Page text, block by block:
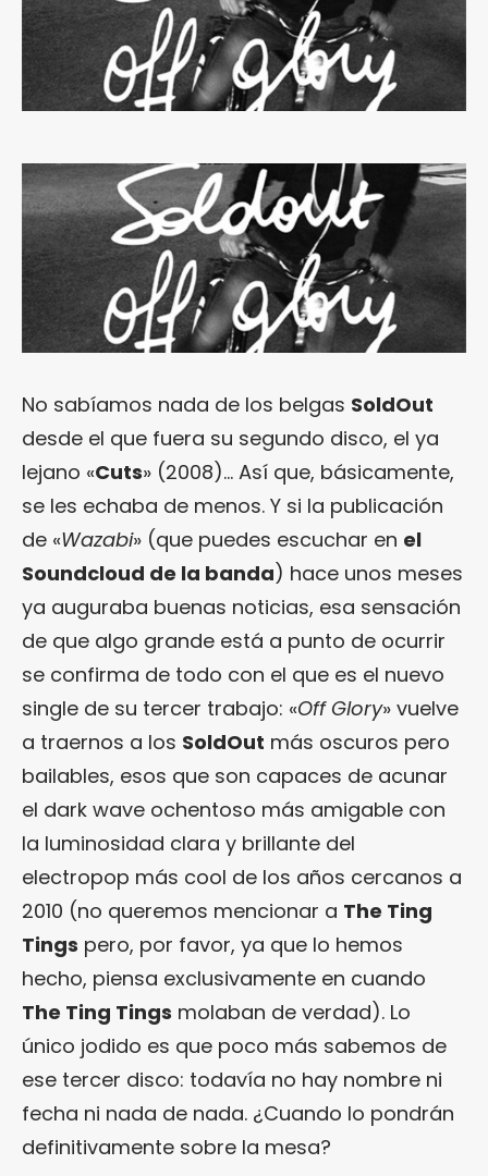
No sabíamos nada de los belgas SoldOut
desde el que fuera su segundo disco, el ya
lejano «Cuts» (2008)… Así que, básicamente,
se les echaba de menos. Y si la publicación
de «Wazabi» (que puedes escuchar en el
Soundcloud de la banda) hace unos meses
ya auguraba buenas noticias, esa sensación
de que algo grande está a punto de ocurrir
se confirma de todo con el que es el nuevo
single de su tercer trabajo: «Off Glory» vuelve
a traernos a los SoldOut más oscuros pero
bailables, esos que son capaces de acunar
el dark wave ochentoso más amigable con
la luminosidad clara y brillante del
electropop más cool de los años cercanos a
2010 (no queremos mencionar a The Ting
Tings pero, por favor, ya que lo hemos
hecho, piensa exclusivamente en cuando
The Ting Tings molaban de verdad). Lo
único jodido es que poco más sabemos de
ese tercer disco: todavía no hay nombre ni
fecha ni nada de nada. ¿Cuando lo pondrán
definitivamente sobre la mesa?